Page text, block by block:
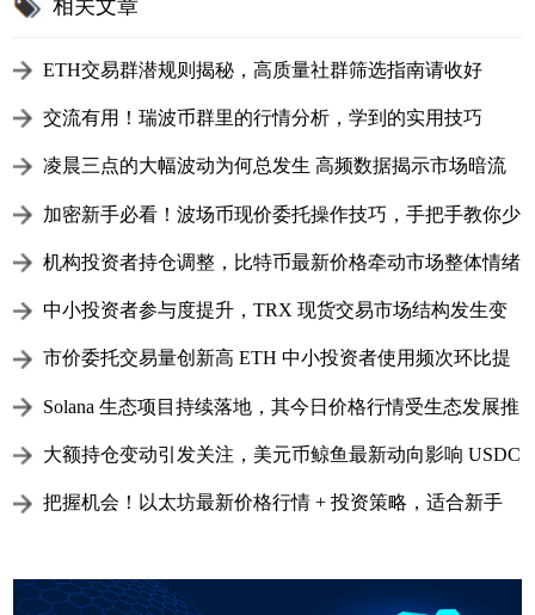
相关文章
ETH交易群潜规则揭秘，高质量社群筛选指南请收好
交流有用！瑞波币群里的行情分析，学到的实用技巧
凌晨三点的大幅波动为何总发生 高频数据揭示市场暗流
加密新手必看！波场币现价委托操作技巧，手把手教你少
机构投资者持仓调整，比特币最新价格牵动市场整体情绪
中小投资者参与度提升，TRX 现货交易市场结构发生变
市价委托交易量创新高 ETH 中小投资者使用频次环比提
Solana 生态项目持续落地，其今日价格行情受生态发展推
大额持仓变动引发关注，美元币鲸鱼最新动向影响 USDC
把握机会！以太坊最新价格行情 + 投资策略，适合新手